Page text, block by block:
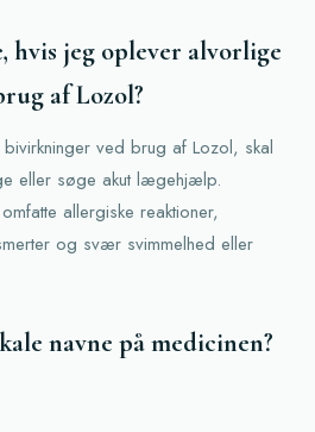
hvis jeg oplever alvorlige
af Lozol?
ved brug af Lozol, skal
eller søge akut lægehjælp.
allergiske reaktioner,
og svær svimmelhed eller
navne på medicinen?